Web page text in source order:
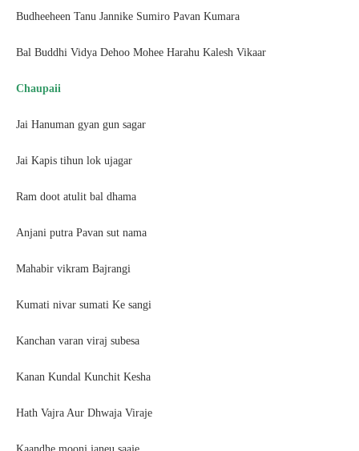
Budheeheen Tanu Jannike Sumiro Pavan Kumara
Bal Buddhi Vidya Dehoo Mohee Harahu Kalesh Vikaar
Chaupaii
Jai Hanuman gyan gun sagar
Jai Kapis tihun lok ujagar
Ram doot atulit bal dhama
Anjani putra Pavan sut nama
Mahabir vikram Bajrangi
Kumati nivar sumati Ke sangi
Kanchan varan viraj subesa
Kanan Kundal Kunchit Kesha
Hath Vajra Aur Dhwaja Viraje